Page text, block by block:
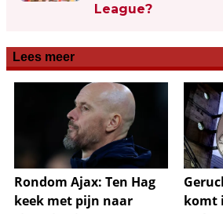
League?